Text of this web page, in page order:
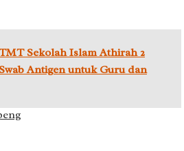
Sekolah Islam Athirah 2
Antigen untuk Guru dan